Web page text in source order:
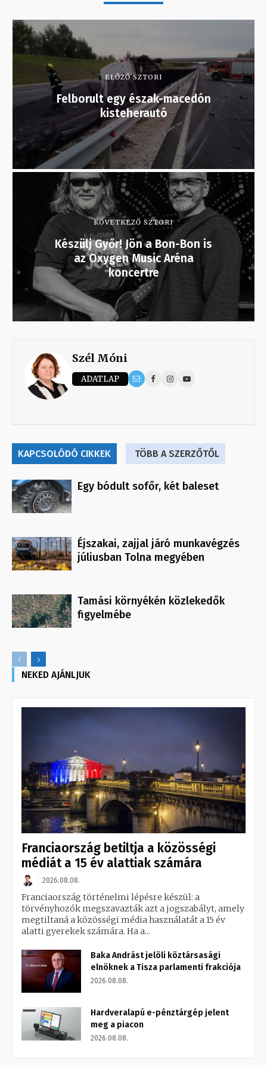
ELŐZŐ SZTORI
Felborult egy észak-macedón
kisteherautó
KÖVETKEZŐ SZTORI
Készülj Győr! Jön a Bon-Bon is
az Oxygen Music Aréna
koncertre
Szél Móni
ADATLAP
KAPCSOLÓDÓ CIKKEK TÖBB A SZERZŐTŐL
Egy bódult sofőr, két baleset
Éjszakai, zajjal járó munkavégzés
júliusban Tolna megyében
Tamási környékén közlekedők
figyelmébe
NEKED AJÁNLJUK
Franciaország betiltja a közösségi
médiát a 15 év alattiak számára
2026.08.08.
Franciaország történelmi lépésre készül: a
törvényhozók megszavazták azt a jogszabályt, amely
megtiltaná a közösségi média használatát a 15 év
alatti gyerekek számára. Ha a...
Baka Andrást jelöli köztársasági
elnöknek a Tisza parlamenti frakciója
2026.08.08.
Hardveralapú e-pénztárgép jelent
meg a piacon
2026.08.08.